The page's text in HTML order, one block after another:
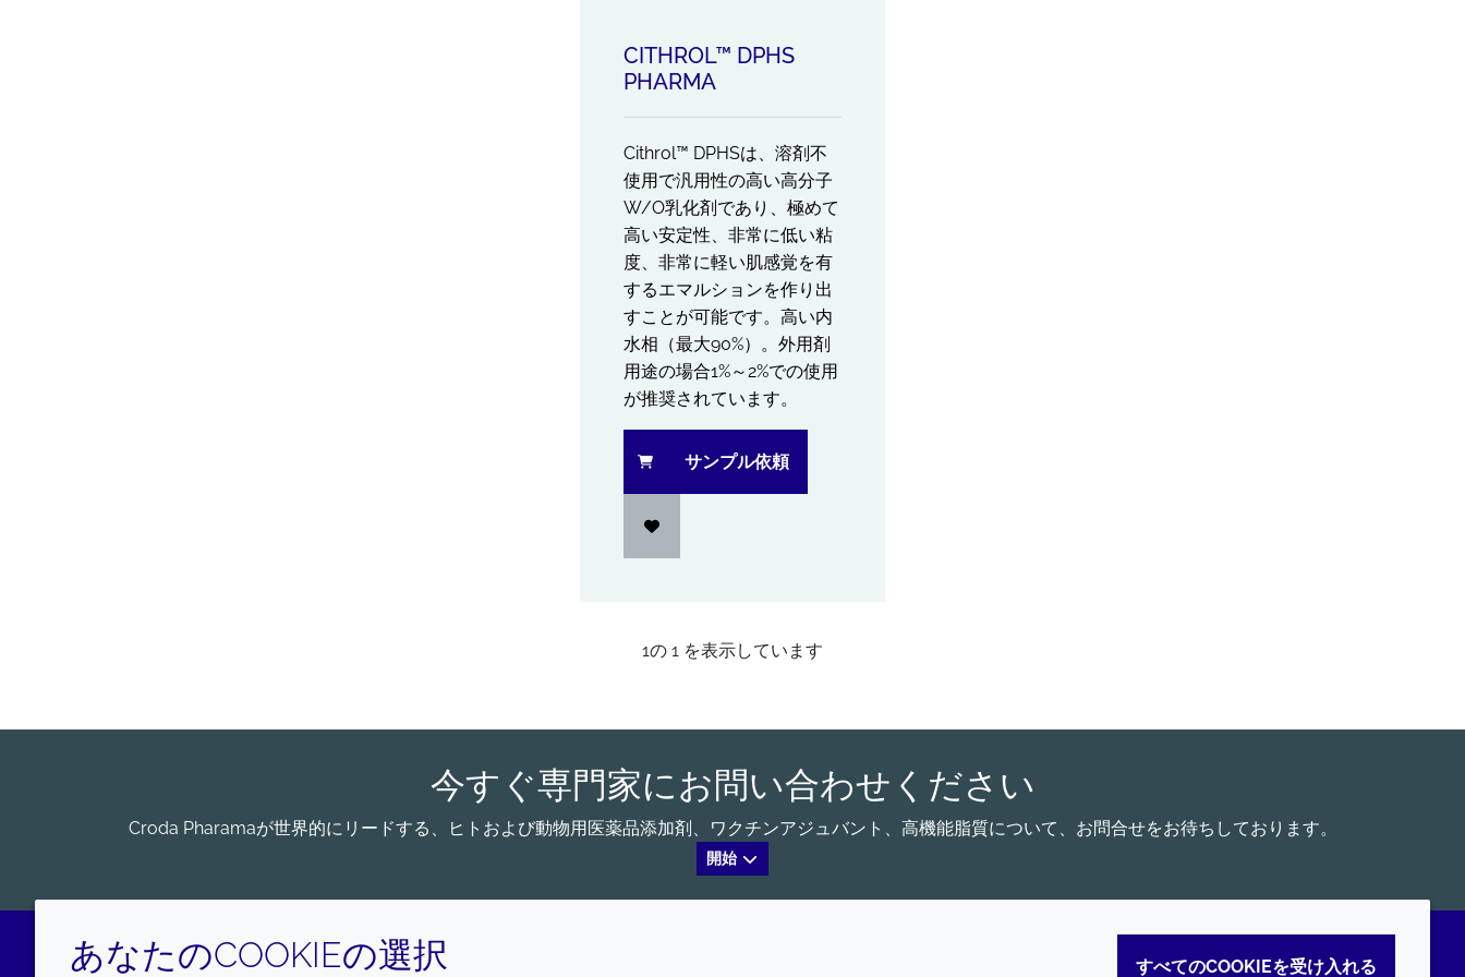
CITHROL™ DPHS
PHARMA
Cithrol™ DPHSは、溶剤不
使用で汎用性の高い高分子
W/O乳化剤であり、極めて
高い安定性、非常に低い粘
度、非常に軽い肌感覚を有
するエマルションを作り出
すことが可能です。高い内
水相（最大90%）。外用剤
用途の場合1%～2%での使用
が推奨されています。
サンプル依頼
1の 1 を表示しています
今すぐ専門家にお問い合わせください
Croda Pharamaが世界的にリードする、ヒトおよび動物用医薬品添加剤、ワクチンアジュバント、高機能脂質について、お問合せをお待ちしております。
開始
あなたのCOOKIEの選択 すべてのCOOKIEを受け入れる